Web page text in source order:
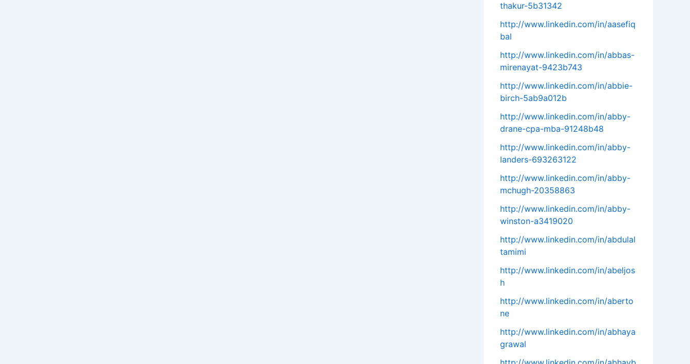
thakur-5b31342
http://www.linkedin.com/in/aasefiq
bal
http://www.linkedin.com/in/abbas-
mirenayat-9423b743
http://www.linkedin.com/in/abbie-
birch-5ab9a012b
http://www.linkedin.com/in/abby-
drane-cpa-mba-91248b48
http://www.linkedin.com/in/abby-
landers-693263122
http://www.linkedin.com/in/abby-
mchugh-20358863
http://www.linkedin.com/in/abby-
winston-a3419020
http://www.linkedin.com/in/abdulal
tamimi
http://www.linkedin.com/in/abeljos
h
http://www.linkedin.com/in/aberto
ne
http://www.linkedin.com/in/abhaya
grawal